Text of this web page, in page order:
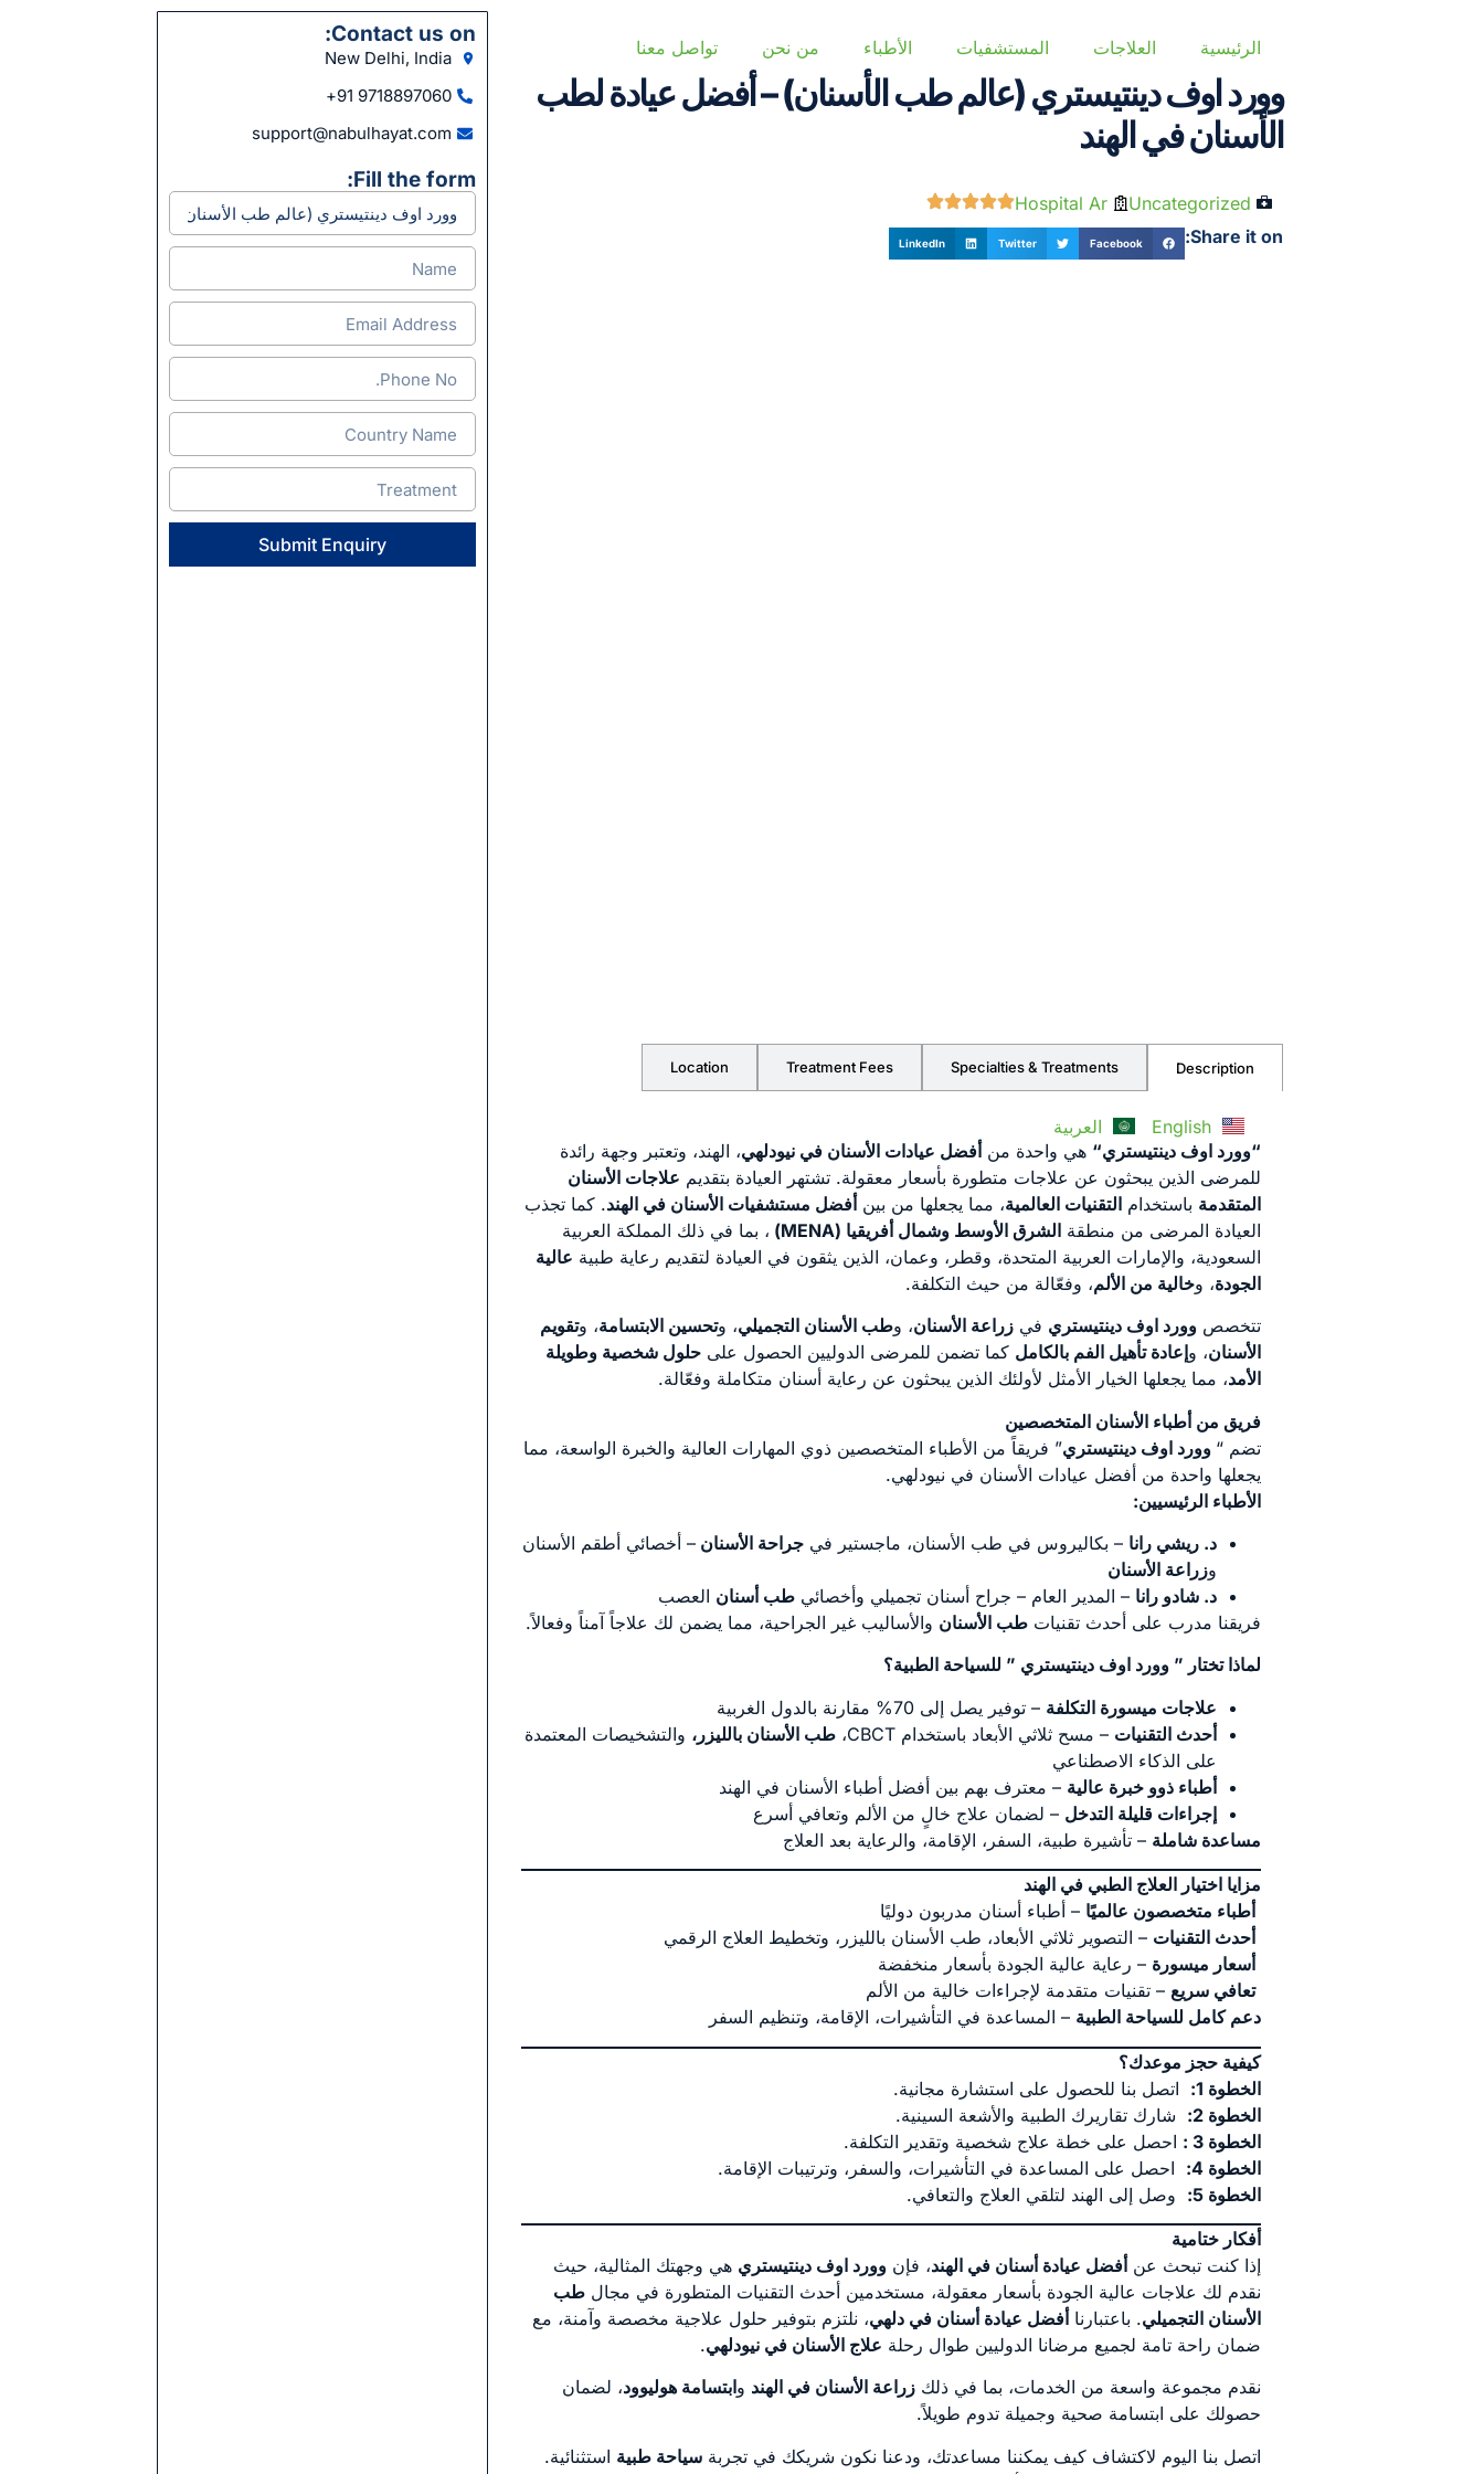
الرئيسية العلاجات المستشفيات الأطباء من نحن تواصل معنا
وورد اوف دينتيستري (عالم طب الأسنان) – أفضل عيادة لطب
الأسنان في الهند
Uncategorized
Hospital Ar
Share it on:
Facebook
Twitter
LinkedIn
Description
Specialties & Treatments
Treatment Fees
Location
English
العربية
“وورد اوف دينتيستري“ هي واحدة منأفضل عيادات الأسنان في نيودلهي، الهند، وتعتبر وجهة رائدة
للمرضى الذين يبحثون عن علاجات متطورة بأسعار معقولة. تشتهر العيادة بتقديم علاجات الأسنان
المتقدمة باستخدام التقنيات العالمية، مما يجعلها من بينأفضل مستشفيات الأسنان في الهند. كما تجذب
العيادة المرضى من منطقة الشرق الأوسط وشمال أفريقيا (MENA)
، بما في ذلك المملكة العربية
السعودية، والإمارات العربية المتحدة، وقطر، وعمان، الذين يثقون في العيادة لتقديم رعاية طبية عالية
الجودة، وخالية من الألم، وفعّالة من حيث التكلفة.
تتخصص وورد اوف دينتيستري في زراعة الأسنان، وطب الأسنان التجميلي، وتحسين الابتسامة، وتقويم
الأسنان، وإعادة تأهيل الفم بالكامل كما تضمن للمرضى الدوليين الحصول على حلول شخصية وطويلة
الأمد، مما يجعلها الخيار الأمثل لأولئك الذين يبحثون عن رعاية أسنان متكاملة وفعّالة.
فريق منأطباء الأسنان المتخصصين
تضم “ وورد اوف دينتيستري” فريقاً من الأطباء المتخصصين ذوي المهارات العالية والخبرة الواسعة، مما
يجعلها واحدة من أفضل عيادات الأسنان في نيودلهي.
الأطباء الرئيسيين:
د. ريشي رانا – بكاليروس في طب الأسنان، ماجستير في جراحة الأسنان – أخصائي أطقم الأسنان
وزراعة الأسنان
د. شادو رانا – المدير العام – جراح أسنان تجميلي وأخصائي طب أسنان العصب
فريقنا مدرب على أحدث تقنيات طب الأسنان والأساليب غير الجراحية، مما يضمن لك علاجاً آمناً وفعالاً.
لماذا تختار ” وورد اوف دينتيستري ” للسياحة الطبية؟
علاجات ميسورة التكلفة – توفير يصل إلى 70% مقارنة بالدول الغربية
أحدث التقنيات – مسح ثلاثي الأبعاد باستخدام CBCT، طب الأسنان بالليزر، والتشخيصات المعتمدة
على الذكاء الاصطناعي
أطباء ذوو خبرة عالية – معترف بهم بين أفضل أطباء الأسنان في الهند
إجراءات قليلة التدخل – لضمان علاج خالٍ من الألم وتعافي أسرع
مساعدة شاملة – تأشيرة طبية، السفر، الإقامة، والرعاية بعد العلاج
مزايا اختيار العلاج الطبي في الهند
أطباء متخصصون عالميًا – أطباء أسنان مدربون دوليًا
أحدث التقنيات – التصوير ثلاثي الأبعاد، طب الأسنان بالليزر، وتخطيط العلاج الرقمي
أسعار ميسورة – رعاية عالية الجودة بأسعار منخفضة
تعافي سريع – تقنيات متقدمة لإجراءات خالية من الألم
دعم كامل للسياحة الطبية – المساعدة في التأشيرات، الإقامة، وتنظيم السفر
كيفية حجز موعدك؟
الخطوة 1
: اتصل بنا للحصول على استشارة مجانية.
الخطوة 2
: شارك تقاريرك الطبية والأشعة السينية.
الخطوة 3 :
احصل على خطة علاج شخصية وتقدير التكلفة.
الخطوة 4
: احصل على المساعدة في التأشيرات، والسفر، وترتيبات الإقامة.
الخطوة 5
: وصل إلى الهند لتلقي العلاج والتعافي.
أفكار ختامية
إذا كنت تبحث عن أفضل عيادة أسنان في الهند، فإن وورد اوف دينتيستري هي وجهتك المثالية، حيث
نقدم لك علاجات عالية الجودة بأسعار معقولة، مستخدمين أحدث التقنيات المتطورة في مجال طب
الأسنان التجميلي. باعتبارنا أفضل عيادة أسنان في دلهي، نلتزم بتوفير حلول علاجية مخصصة وآمنة، مع
ضمان راحة تامة لجميع مرضانا الدوليين طوال رحلة علاج الأسنان في نيودلهي.
نقدم مجموعة واسعة من الخدمات، بما في ذلك زراعة الأسنان في الهند وابتسامة هوليوود، لضمان
حصولك على ابتسامة صحية وجميلة تدوم طويلاً.
اتصل بنا اليوم لاكتشاف كيف يمكننا مساعدتك، ودعنا نكون شريكك في تجربة سياحة طبية استثنائية.
Contact us on:
New Delhi, India
9718897060 91+
support@nabulhayat.com
Fill the form:
Submit Enquiry